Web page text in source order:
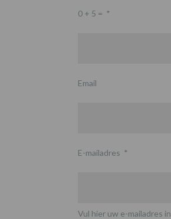
0 + 5 = *
Email
E-mailadres *
Vul hier uw e-mailadres in